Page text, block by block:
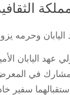
في
سفير